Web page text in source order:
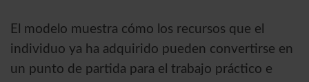
El modelo muestra cómo los recursos que el
individuo ya ha adquirido pueden convertirse en
un punto de partida para el trabajo práctico e